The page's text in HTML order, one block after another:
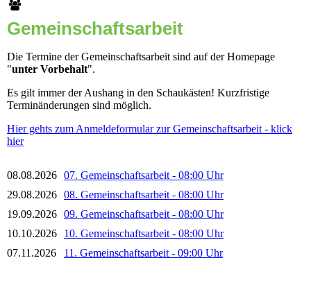
Gemeinschaftsarbeit
Die Termine der Gemeinschaftsarbeit sind auf der Homepage
"unter Vorbehalt".
Es gilt immer der Aushang in den Schaukästen! Kurzfristige
Terminänderungen sind möglich.
Hier gehts zum Anmeldeformular zur Gemeinschaftsarbeit - klick
hier
08.08.2026 07. Gemeinschaftsarbeit - 08:00 Uhr
29.08.2026 08. Gemeinschaftsarbeit - 08:00 Uhr
19.09.2026 09. Gemeinschaftsarbeit - 08:00 Uhr
10.10.2026
10. Gemeinschaftsarbeit - 08:00 Uhr
07.11.2026
11. Gemeinschaftsarbeit - 09:00 Uhr